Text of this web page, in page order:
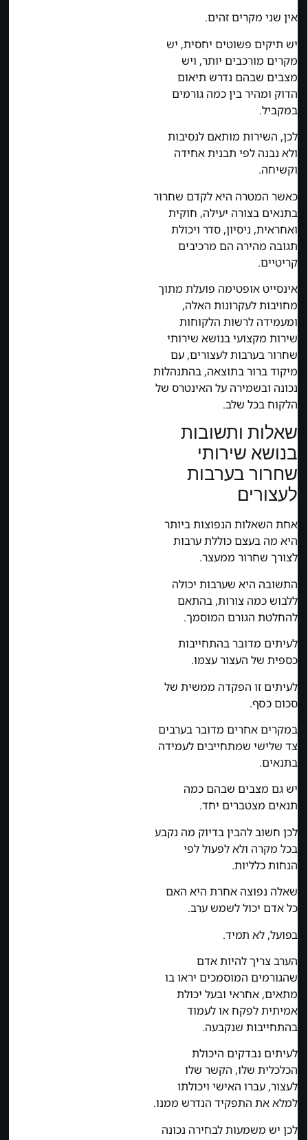
אין שני מקרים זהים.
יש תיקים פשוטים יחסית, יש
מקרים מורכבים יותר, ויש
מצבים שבהם נדרש תיאום
הדוק ומהיר בין כמה גורמים
במקביל.
לכן, השירות מותאם לנסיבות
ולא נבנה לפי תבנית אחידה
וקשיחה.
כאשר המטרה היא לקדם שחרור
בתנאים בצורה יעילה, חוקית
ואחראית, ניסיון, סדר ויכולת
תגובה מהירה הם מרכיבים
קריטיים.
אינסייט אופטימה פועלת מתוך
מחויבות לעקרונות האלה,
ומעמידה לרשות הלקוחות
שירות מקצועי בנושא שירותי
שחרור בערבות לעצורים, עם
מיקוד ברור בתוצאה, בהתנהלות
נכונה ובשמירה על האינטרס של
הלקוח בכל שלב.
שאלות ותשובות
בנושא שירותי
שחרור בערבות
לעצורים
אחת השאלות הנפוצות ביותר
היא מה בעצם כוללת ערבות
לצורך שחרור ממעצר.
התשובה היא שערבות יכולה
ללבוש כמה צורות, בהתאם
להחלטת הגורם המוסמך.
לעיתים מדובר בהתחייבות
כספית של העצור עצמו.
לעיתים זו הפקדה ממשית של
סכום כסף.
במקרים אחרים מדובר בערבים
צד שלישי שמתחייבים לעמידה
בתנאים.
יש גם מצבים שבהם כמה
תנאים מצטברים יחד.
לכן חשוב להבין בדיוק מה נקבע
בכל מקרה ולא לפעול לפי
הנחות כלליות.
שאלה נפוצה אחרת היא האם
כל אדם יכול לשמש ערב.
בפועל, לא תמיד.
הערב צריך להיות אדם
שהגורמים המוסמכים יראו בו
מתאים, אחראי ובעל יכולת
אמיתית לפקח או לעמוד
בהתחייבות שנקבעה.
לעיתים נבדקים היכולת
הכלכלית שלו, הקשר שלו
לעצור, עברו האישי ויכולתו
למלא את התפקיד הנדרש ממנו.
לכן יש משמעות לבחירה נכונה